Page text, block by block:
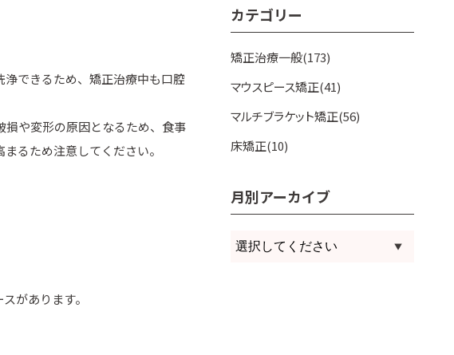
できるため、矯正治療中も口腔
や変形の原因となるため、食事
るため注意してください。
があります。
カテゴリー
矯正治療一般(173)
マウスピース矯正(41)
マルチブラケット矯正(56)
床矯正(10)
月別アーカイブ